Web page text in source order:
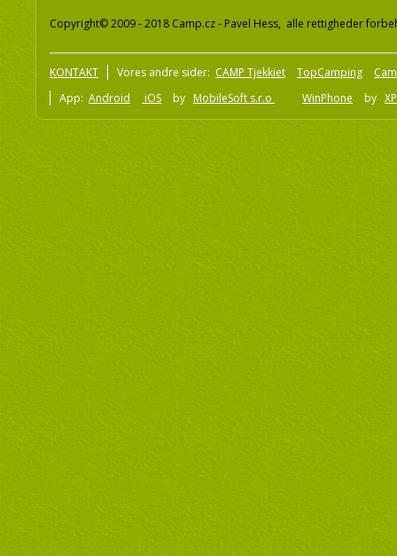
Copyright© 2009 - 2018 Camp.cz - Pavel Hess, alle rettigheder
KONTAKT Vores andre sider: CAMP Tjekkiet TopCamping
App: Android iOS by MobileSoft s.r.o WinPhone by